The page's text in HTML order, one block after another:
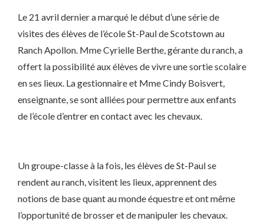
Le 21 avril dernier a marqué le début d’une série de
visites des élèves de l’école St-Paul de Scotstown au
Ranch Apollon. Mme Cyrielle Berthe, gérante du ranch, a
offert la possibilité aux élèves de vivre une sortie scolaire
en ses lieux. La gestionnaire et Mme Cindy Boisvert,
enseignante, se sont alliées pour permettre aux enfants
de l’école d’entrer en contact avec les chevaux.
Un groupe-classe à la fois, les élèves de St-Paul se
rendent au ranch, visitent les lieux, apprennent des
notions de base quant au monde équestre et ont même
l’opportunité de brosser et de manipuler les chevaux.